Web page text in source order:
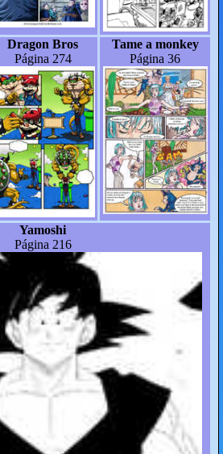
Dragon Bros
Página 274
Tame a monkey
Página 36
Yamoshi
Página 216